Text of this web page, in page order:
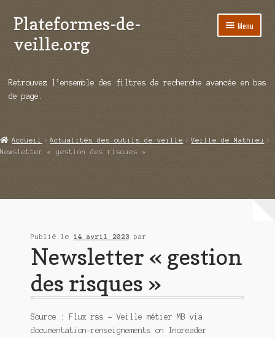
Aller
à
la
Aller
au
contenu
Plateformes-de-
veille.org
Menu
Répertoire d’ouitils
Démos vidéos
Retrouvez l’ensemble des filtres de recherche avancée en bas
de page.
Accueil Actualités des outils de veille
Veille de Mathieu
Newsletter « gestion des risques »
Publié le 14 avril 2023 par
Newsletter « gestion
des risques »
Source : Flux rss – Veille métier MB via
documentation-renseignements on Inoreader